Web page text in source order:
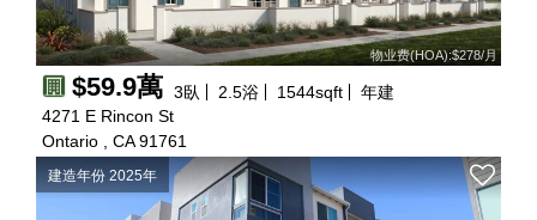
物业费(HOA):$278/月
$59.9萬 3臥 2.5浴 1544sqft
年建
4271 E Rincon St
Ontario , CA 91761
建造年份 2025年